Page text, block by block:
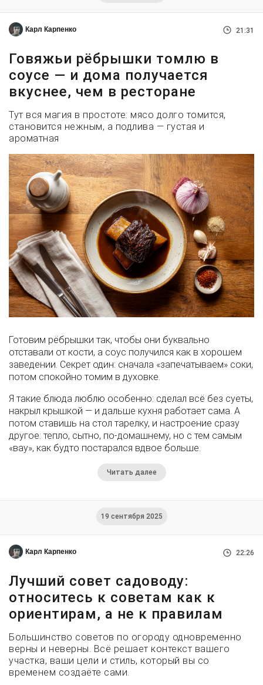
Карл Карпенко 21:31
Говяжьи рёбрышки томлю в
соусе — и дома получается
вкуснее, чем в ресторане
Тут вся магия в простоте: мясо долго томится,
становится нежным, а подлива — густая и
ароматная
Готовим рёбрышки так, чтобы они буквально
отставали от кости, а соус получился как в хорошем
заведении. Секрет один: сначала «запечатываем» соки,
потом спокойно томим в духовке.
Я такие блюда люблю особенно: сделал всё без суеты,
накрыл крышкой — и дальше кухня работает сама. А
потом ставишь на стол тарелку, и настроение сразу
другое: тепло, сытно, по-домашнему, но с тем самым
«вау», как будто постарался вдвое больше.
Читать далее
19 сентября 2025
Карл Карпенко 22:26
Лучший совет садоводу:
относитесь к советам как к
ориентирам, а не к правилам
Большинство советов по огороду одновременно
верны и неверны. Всё решает контекст вашего
участка, ваши цели и стиль, который вы со
временем создаёте сами.